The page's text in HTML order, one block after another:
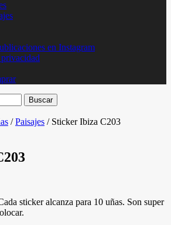
en Instagram
/Paisajes / Sticker Ibiza C203
sticker alcanza para 10 uñas. Son super